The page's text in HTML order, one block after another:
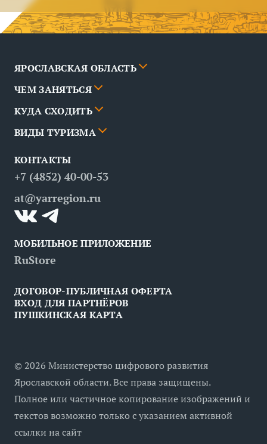
ЯРОСЛАВСКАЯ ОБЛАСТЬ
Города
Новости
Партнёры
Вопрос — ответ
Контакты
ЧЕМ ЗАНЯТЬСЯ
События
Маршруты
Места
КУДА СХОДИТЬ
События
Рестораны
ВИДЫ ТУРИЗМА
Деловой туризм
Медицинский туризм
Инклюзивный туризм
КОНТАКТЫ
+7 (4852) 40-00-53
at@yarregion.ru
МОБИЛЬНОЕ ПРИЛОЖЕНИЕ
RuStore
ДОГОВОР-ПУБЛИЧНАЯ ОФЕРТА
ВХОД ДЛЯ ПАРТНЁРОВ
ПУШКИНСКАЯ КАРТА
© 2026 Министерство цифрового развития
Ярославской области. Все права защищены.
Полное или частичное копирование изображений и
текстов возможно только с указанием активной
ссылки на сайт